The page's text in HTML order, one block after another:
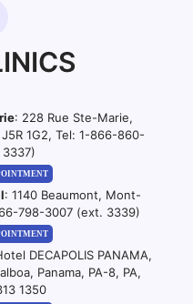
: 228 Rue Ste-Marie,
1G2, Tel: 1-866-860-
: 1140 Beaumont, Mont-
798-3007 (ext. 3339)
DECAPOLIS PANAMA,
Panama, PA-8, PA,
1350